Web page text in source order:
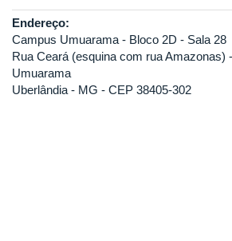
Endereço:
Campus Umuarama - Bloco 2D - Sala 28
Rua Ceará (esquina com rua Amazonas)
Umuarama
Uberlândia - MG - CEP 38405-302